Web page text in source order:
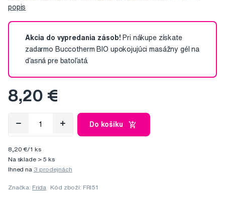
popis
Akcia do vypredania zásob! Pri nákupe získate
zadarmo Buccotherm BIO upokojujúci masážny gél na
ďasná pre batoľatá.
8,20 €
Do košíku
8,20 €/1 ks
Na sklade > 5 ks
Ihned na 3 prodejnách
Značka: Frida Kód zboží: FRI51